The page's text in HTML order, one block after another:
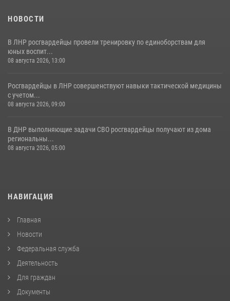
НОВОСТИ
В ЛНР росгвардейцы провели тренировку по единоборствам для
юных воспит...
08 августа 2026, 13:00
Росгвардейцы в ЛНР совершенствуют навыки тактической медицины
с учетом...
08 августа 2026, 09:00
В ДНР выполняющие задачи СВО росгвардейцы получают из дома
региональны...
08 августа 2026, 05:00
НАВИГАЦИЯ
Главная
Новости
Федеральная служба
Деятельность
Для граждан
Документы